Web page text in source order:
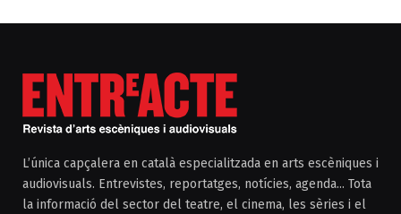
L’única capçalera en català especialitzada en arts escèniques i
audiovisuals. Entrevistes, reportatges, notícies, agenda... Tota
la informació del sector del teatre, el cinema, les sèries i el